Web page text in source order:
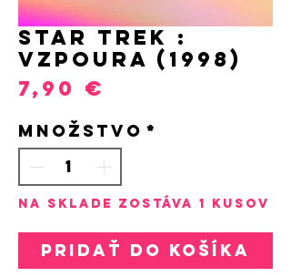
STAR TREK :
Vzpoura (1998)
7,90 €
Množstvo *
Na sklade zostáva 1 kusov
Pridať do košíka